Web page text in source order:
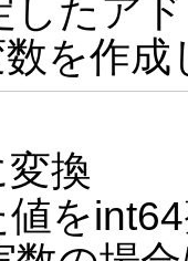
したア
を作成
換
を